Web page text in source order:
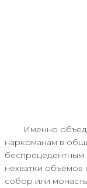
Именно
наркоманам в
беспрецедентным
нехватки объёмов
собор или